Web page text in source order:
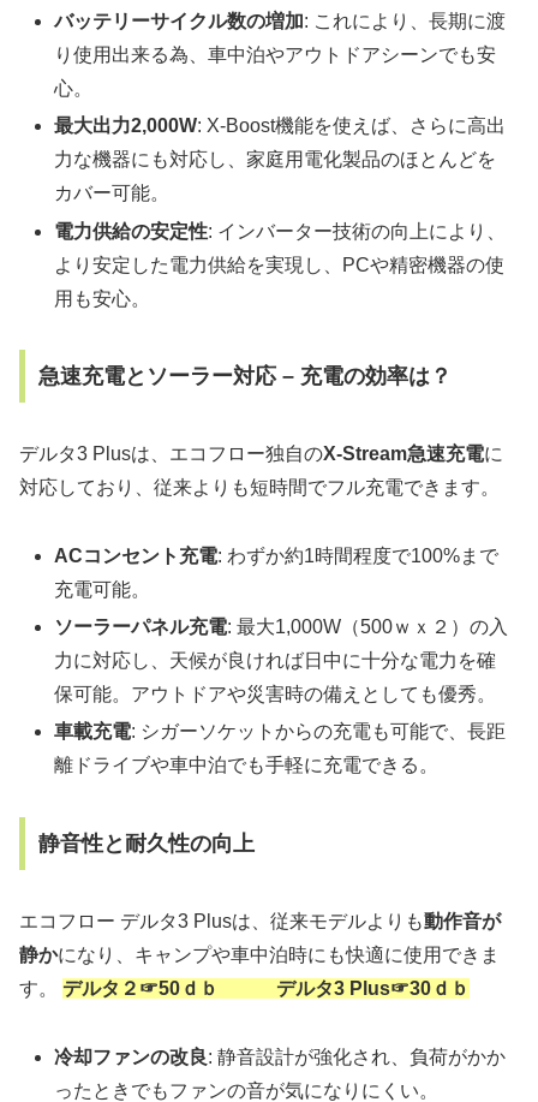
バッテリーサイクル数の増加: これにより、長期に渡
り使用出来る為、車中泊やアウトドアシーンでも安
心。
最大出力2,000W: X-Boost機能を使えば、さらに高出
力な機器にも対応し、家庭用電化製品のほとんどを
カバー可能。
電力供給の安定性: インバーター技術の向上により、
より安定した電力供給を実現し、PCや精密機器の使
用も安心。
急速充電とソーラー対応 – 充電の効率は？
デルタ3 Plusは、エコフロー独自のX-Stream急速充電に
対応しており、従来よりも短時間でフル充電できます。
ACコンセント充電: わずか約1時間程度で100%まで
充電可能。
ソーラーパネル充電: 最大1,000W（500ｗｘ２）の入
力に対応し、天候が良ければ日中に十分な電力を確
保可能。アウトドアや災害時の備えとしても優秀。
車載充電: シガーソケットからの充電も可能で、長距
離ドライブや車中泊でも手軽に充電できる。
静音性と耐久性の向上
エコフロー デルタ3 Plusは、従来モデルよりも動作音が
静かになり、キャンプや車中泊時にも快適に使用できま
す。 デルタ２☞50ｄｂ デルタ3 Plus☞30ｄｂ
冷却ファンの改良: 静音設計が強化され、負荷がかか
ったときでもファンの音が気になりにくい。